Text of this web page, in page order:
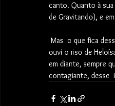
canto. Quanto à
de Gravitando), e
ouvi o riso de
em diante, sempre
contagiante, desse